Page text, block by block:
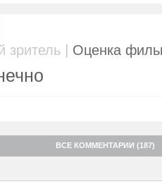
зритель | Оценка
ВСЕ КОММЕНТАРИИ (187)